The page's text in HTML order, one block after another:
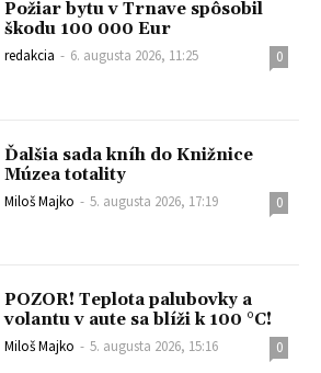
Požiar bytu v Trnave spôsobil
škodu 100 000 Eur
redakcia - 6. augusta 2026, 11:25 0
Ďalšia sada kníh do Knižnice
Múzea totality
Miloš Majko - 5. augusta 2026, 17:19 0
POZOR! Teplota palubovky a
volantu v aute sa blíži k 100 °C!
Miloš Majko - 5. augusta 2026, 15:16 0